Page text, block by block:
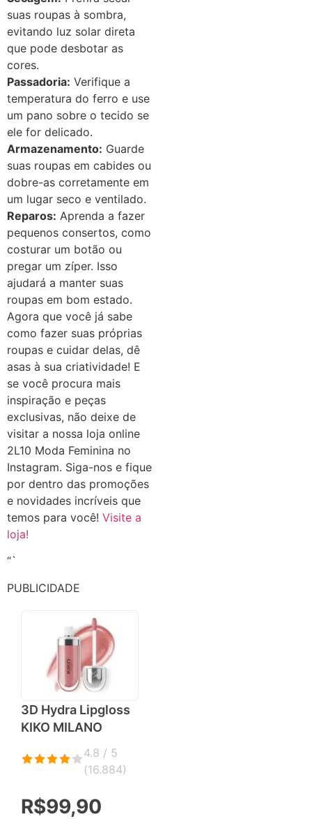
suas roupas à sombra,
evitando luz solar direta
que pode desbotar as
cores.
Passadoria: Verifique a
temperatura do ferro e use
um pano sobre o tecido se
ele for delicado.
Armazenamento: Guarde
suas roupas em cabides ou
dobre-as corretamente em
um lugar seco e ventilado.
Reparos: Aprenda a fazer
pequenos consertos, como
costurar um botão ou
pregar um zíper. Isso
ajudará a manter suas
roupas em bom estado.
Agora que você já sabe
como fazer suas próprias
roupas e cuidar delas, dê
asas à sua criatividade! E
se você procura mais
inspiração e peças
exclusivas, não deixe de
visitar a nossa loja online
2L10 Moda Feminina no
Instagram. Siga-nos e fique
por dentro das promoções
e novidades incríveis que
temos para você! Visite a
loja!
“`
PUBLICIDADE
3D Hydra Lipgloss
KIKO MILANO
4.8 / 5
(16.884)
R$99,90